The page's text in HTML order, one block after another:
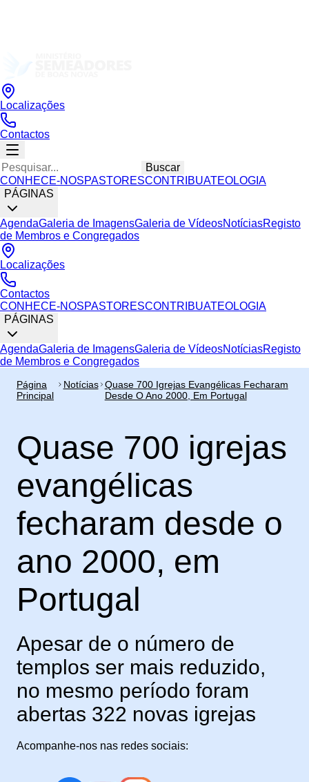
Localizações
Contactos
Buscar
CONHECE-NOSPASTORESCONTRIBUATEOLOGIA
PÁGINAS
AgendaGaleria de ImagensGaleria de VídeosNotíciasRegisto
de Membros e Congregados
Localizações
Contactos
CONHECE-NOSPASTORESCONTRIBUATEOLOGIA
PÁGINAS
AgendaGaleria de ImagensGaleria de VídeosNotíciasRegisto
de Membros e Congregados
Página
Principal
Notícias Quase 700 Igrejas Evangélicas Fecharam
Desde O Ano 2000, Em Portugal
Quase 700 igrejas
evangélicas
fecharam desde o
ano 2000, em
Portugal
Apesar de o número de
templos ser mais reduzido,
no mesmo período foram
abertas 322 novas igrejas
Acompanhe-nos nas redes sociais: